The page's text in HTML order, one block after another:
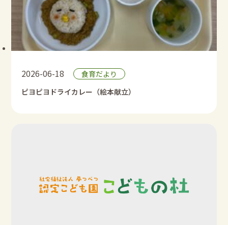
2026-06-18
食育だより
ピヨピヨドライカレー（絵本献立）